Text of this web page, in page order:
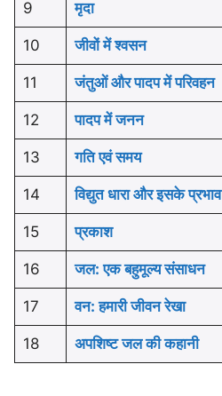
9 मृदा
10 जीवों में श्वसन
11 जंतुओं और पादप में परिवहन
12 पादप में जनन
13 गति एवं समय
14 विद्युत धारा और इसके प्रभाव
15 प्रकाश
16 जल: एक बहुमूल्य संसाधन
17 वन: हमारी जीवन रेखा
18 अपशिष्ट जल की कहानी